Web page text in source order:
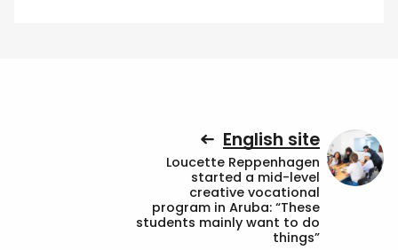
English site
Loucette Reppenhagen
started a mid-level
creative vocational
program in Aruba: “These
students mainly want to do
things”